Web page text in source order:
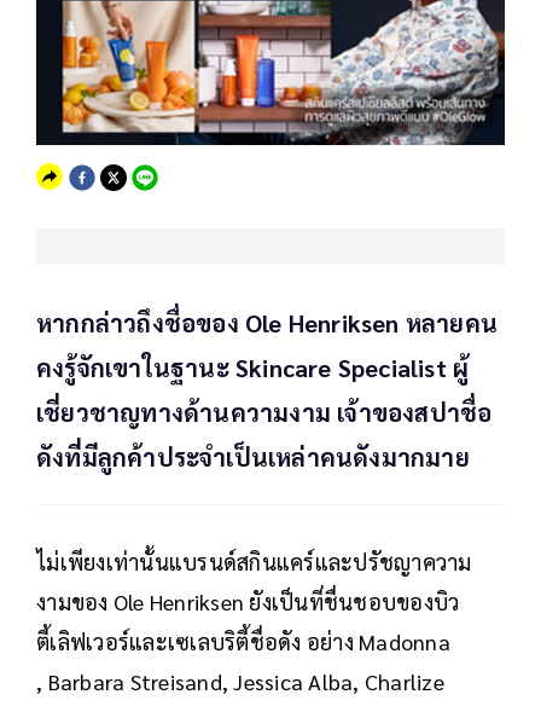
หากกล่าวถึงชื่อของ Ole Henriksen หลายคน
คงรู้จักเขาในฐานะ Skincare Specialist ผู้
เชี่ยวชาญทางด้านความงาม เจ้าของสปาชื่อ
ดังที่มีลูกค้าประจำเป็นเหล่าคนดังมากมาย
ไม่เพียงเท่านั้นแบรนด์สกินแคร์และปรัชญาความ
งามของ Ole Henriksen ยังเป็นที่ชื่นชอบของบิว
ตี้เลิฟเวอร์และเซเลบริตี้ชื่อดัง อย่าง Madonna
, Barbara Streisand, Jessica Alba, Charlize